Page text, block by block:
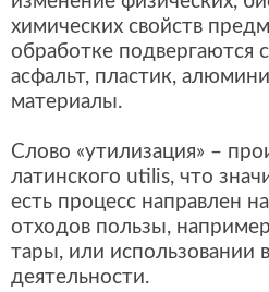
химических свойств
обработке подвергаются
асфальт, пластик,
материалы.
Слово «утилизация» –
латинского utilis, что
есть процесс направлен
отходов пользы,
тары, или использовании
деятельности.